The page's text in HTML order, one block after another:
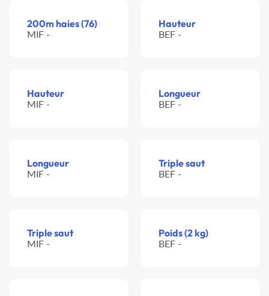
200m haies (76)
MIF -
Hauteur
BEF -
Hauteur
MIF -
Longueur
BEF -
Longueur
MIF -
Triple saut
BEF -
Triple saut
MIF -
Poids (2 kg)
BEF -